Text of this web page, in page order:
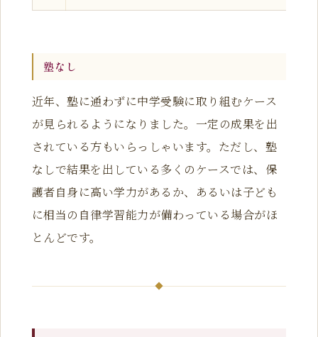
塾なし
近年、塾に通わずに中学受験に取り組むケース
が見られるようになりました。一定の成果を出
されている方もいらっしゃいます。ただし、塾
なしで結果を出している多くのケースでは、保
護者自身に高い学力があるか、あるいは子ども
に相当の自律学習能力が備わっている場合がほ
とんどです。